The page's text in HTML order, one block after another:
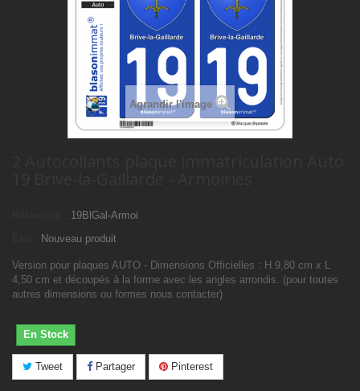
Agrandir l'image
19BlGal-Armoi
Nouveau produit
Version pour plaques AUTO - Dimensions Officielles : H 9,80 cm x L
4,50 cm et découpés à la forme avec les angles arrondis. (pour toutes
autres dimensions ou formes nous contacter)
En Stock
Tweet Partager Pinterest